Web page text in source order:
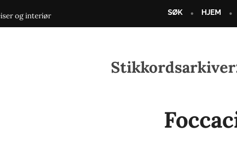
og interiør SØK HJEM